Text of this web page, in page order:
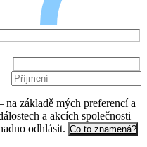
na základě mých preferencí a
a akcích společnosti
odhlásit. Co to znamená?